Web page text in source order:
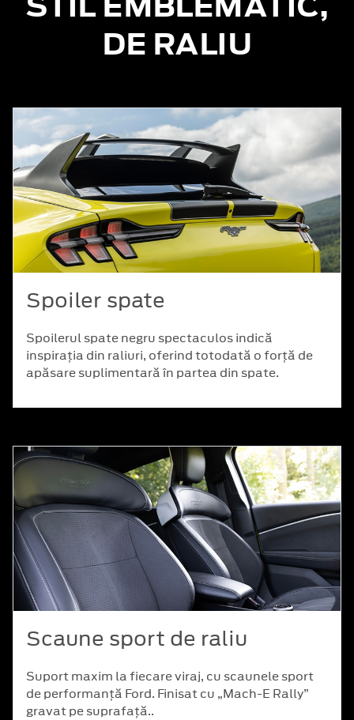
DE RALIU
Spoiler spate
Spoilerul spate negru spectaculos indică
inspirația din raliuri, oferind totodată o forță de
apăsare suplimentară în partea din spate.
Scaune sport de raliu
Suport maxim la fiecare viraj, cu scaunele sport
de performanță Ford. Finisat cu „Mach-E Rally”
gravat pe suprafață..